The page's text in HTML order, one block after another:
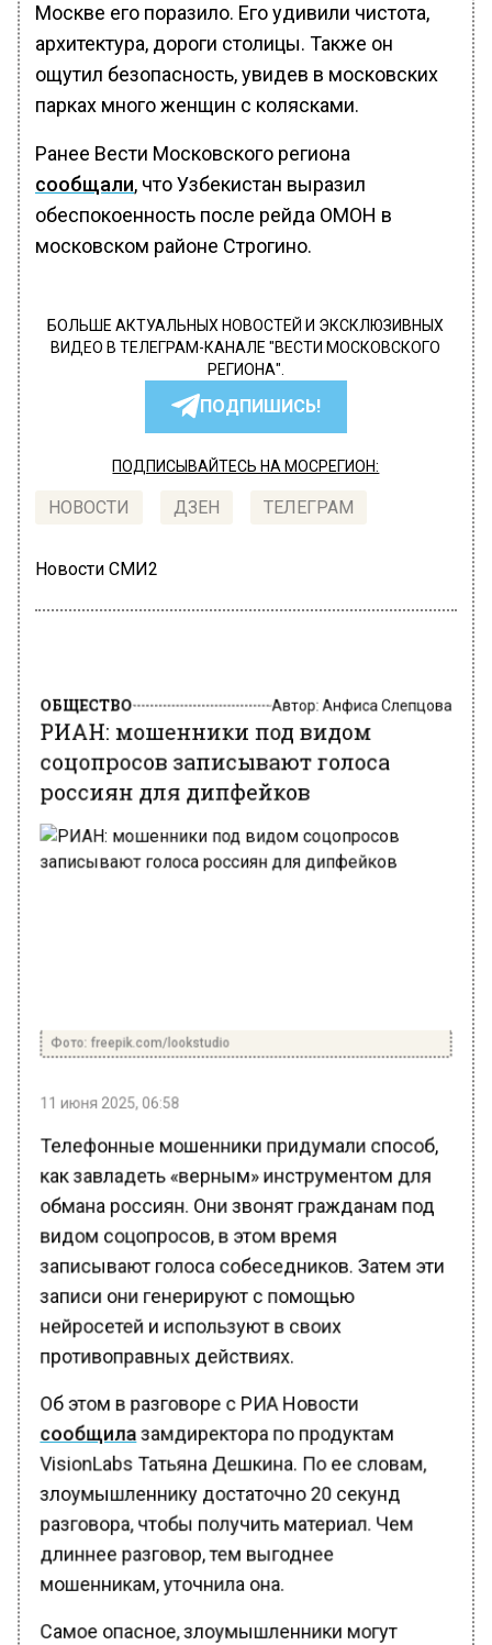
Москве его поразило. Его удивили чистота,
архитектура, дороги столицы. Также он
ощутил безопасность, увидев в московских
парках много женщин с колясками.
Ранее Вести Московского региона
сообщали, что Узбекистан выразил
обеспокоенность после рейда ОМОН в
московском районе Строгино.
БОЛЬШЕ АКТУАЛЬНЫХ НОВОСТЕЙ И ЭКСКЛЮЗИВНЫХ
ВИДЕО В ТЕЛЕГРАМ-КАНАЛЕ "ВЕСТИ МОСКОВСКОГО
РЕГИОНА".
ПОДПИШИСЬ!
ПОДПИСЫВАЙТЕСЬ НА МОСРЕГИОН:
НОВОСТИ ДЗЕН ТЕЛЕГРАМ
Новости СМИ2
РИАН: мошенники под видом
соцопросов записывают голоса
россиян для дипфейков
Телефонные мошенники придумали способ,
как завладеть «верным» инструментом для
обмана россиян. Они звонят гражданам под
видом соцопросов, в этом время
записывают голоса собеседников. Затем эти
записи они генерируют с помощью
нейросетей и используют в своих
противоправных действиях.
Об этом в разговоре с РИА Новости
сообщилазамдиректора по продуктам
VisionLabs Татьяна Дешкина. По ее словам,
злоумышленнику достаточно 20 секунд
разговора, чтобы получить материал. Чем
длиннее разговор, тем выгоднее
мошенникам, уточнила она.
Самое опасное, злоумышленники могут